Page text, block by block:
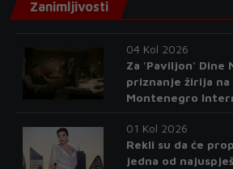
Zanimljivosti
04 Kol 2026
Za 'Paviljon' Dine
priznanje žirija na
Montenegro
01 Kol 2026
Rekli su da će
jedna od